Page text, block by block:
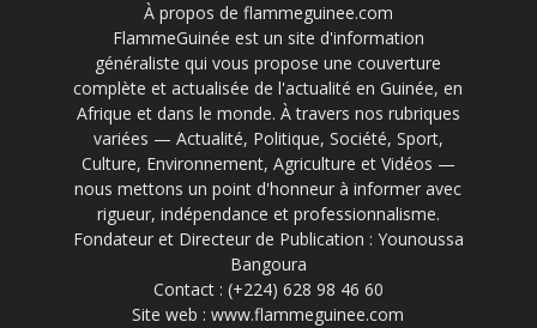
À propos de flammeguinee.com
FlammeGuinée est un site d'information
généraliste qui vous propose une couverture
complète et actualisée de l'actualité en Guinée, en
Afrique et dans le monde. À travers nos rubriques
variées — Actualité, Politique, Société, Sport,
Culture, Environnement, Agriculture et Vidéos —
nous mettons un point d'honneur à informer avec
rigueur, indépendance et professionnalisme.
Fondateur et Directeur de Publication : Younoussa
Bangoura
Contact : (+224) 628 98 46 60
Site web : www.flammeguinee.com